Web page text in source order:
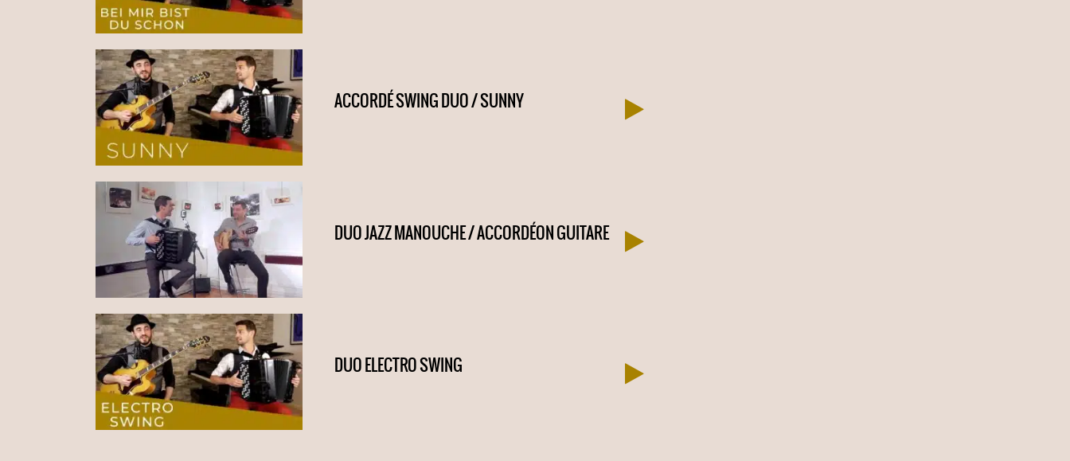
ACCORDÉ SWING DUO / SUNNY
DUO JAZZ MANOUCHE / ACCORDÉON GUITARE
DUO ELECTRO SWING